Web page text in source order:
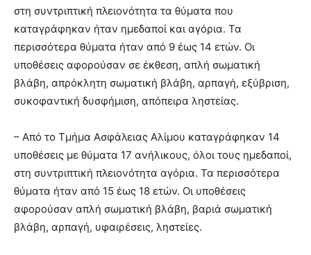
στη συντριπτική πλειονότητα τα θύματα που
καταγράφηκαν ήταν ημεδαποί και αγόρια. Τα
περισσότερα θύματα ήταν από 9 έως 14 ετών. Οι
υποθέσεις αφορούσαν σε έκθεση, απλή σωματική
βλάβη, απρόκλητη σωματική βλάβη, αρπαγή, εξύβριση,
συκοφαντική δυσφήμιση, απόπειρα ληστείας.
– Από το Τμήμα Ασφάλειας Αλίμου καταγράφηκαν 14
υποθέσεις με θύματα 17 ανήλικους, όλοι τους ημεδαποί,
στη συντριπτική πλειονότητα αγόρια. Τα περισσότερα
θύματα ήταν από 15 έως 18 ετών. Οι υποθέσεις
αφορούσαν απλή σωματική βλάβη, βαριά σωματική
βλάβη, αρπαγή, υφαιρέσεις, ληστείες.